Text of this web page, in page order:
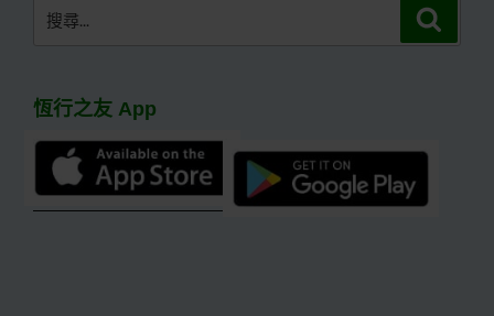
尋
字:
恆行之友 App